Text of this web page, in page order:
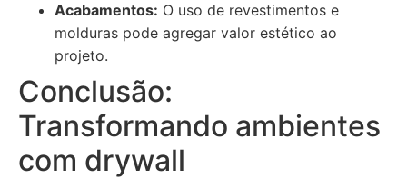
Acabamentos: O uso de revestimentos e
molduras pode agregar valor estético ao
projeto.
Conclusão:
Transformando ambientes
com drywall